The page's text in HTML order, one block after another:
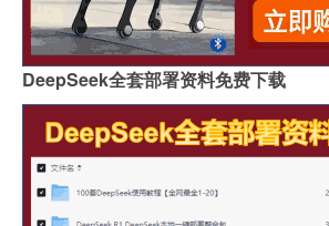
DeepSeek全套部署资料免费下载